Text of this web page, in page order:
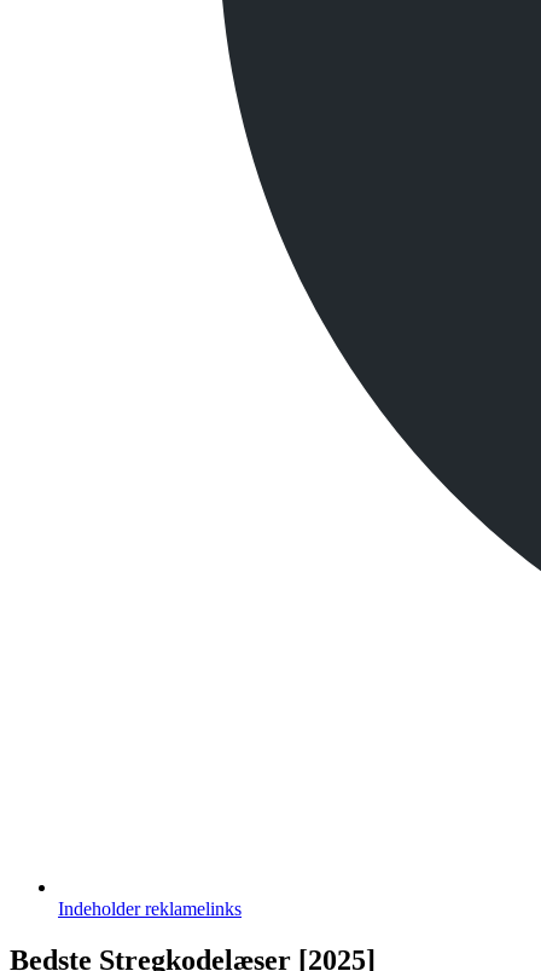
Indeholderreklamelinks
Bedste Stregkodelæser [2025]